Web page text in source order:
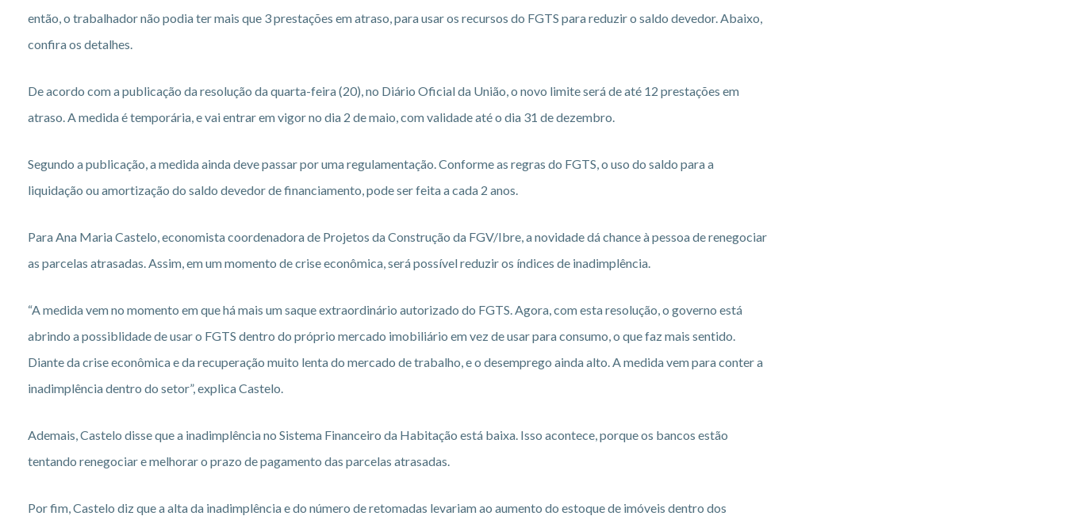
então, o trabalhador não podia ter mais que 3 prestações em atraso, para usar os recursos do FGTS para reduzir o saldo devedor. Abaixo,
confira os detalhes.
De acordo com a publicação da resolução da quarta-feira (20), no Diário Oficial da União, o novo limite será de até 12 prestações em
atraso. A medida é temporária, e vai entrar em vigor no dia 2 de maio, com validade até o dia 31 de dezembro.
Segundo a publicação, a medida ainda deve passar por uma regulamentação. Conforme as regras do FGTS, o uso do saldo para a
liquidação ou amortização do saldo devedor de financiamento, pode ser feita a cada 2 anos.
Para Ana Maria Castelo, economista coordenadora de Projetos da Construção da FGV/Ibre, a novidade dá chance à pessoa de renegociar
as parcelas atrasadas. Assim, em um momento de crise econômica, será possível reduzir os índices de inadimplência.
“A medida vem no momento em que há mais um saque extraordinário autorizado do FGTS. Agora, com esta resolução, o governo está
abrindo a possiblidade de usar o FGTS dentro do próprio mercado imobiliário em vez de usar para consumo, o que faz mais sentido.
Diante da crise econômica e da recuperação muito lenta do mercado de trabalho, e o desemprego ainda alto. A medida vem para conter a
inadimplência dentro do setor”, explica Castelo.
Ademais, Castelo disse que a inadimplência no Sistema Financeiro da Habitação está baixa. Isso acontece, porque os bancos estão
tentando renegociar e melhorar o prazo de pagamento das parcelas atrasadas.
Por fim, Castelo diz que a alta da inadimplência e do número de retomadas levariam ao aumento do estoque de imóveis dentro dos